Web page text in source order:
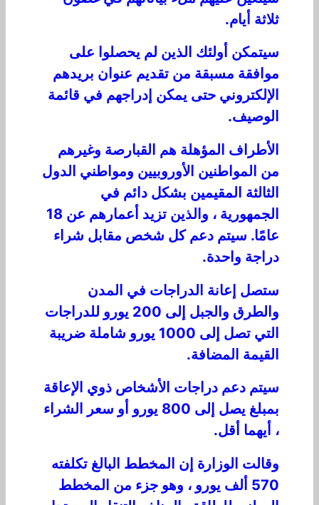
ثلاثة أيام.
سيتمكن أولئك الذين لم يحصلوا على
موافقة مسبقة من تقديم عنوان بريدهم
الإلكتروني حتى يمكن إدراجهم في قائمة
الوصيف.
الأطراف المؤهلة هم القبارصة وغيرهم
من المواطنين الأوروبيين ومواطني الدول
الثالثة المقيمين بشكل دائم في
الجمهورية ، والذين تزيد أعمارهم عن 18
عامًا. سيتم دعم كل شخص مقابل شراء
دراجة واحدة.
ستصل إعانة الدراجات في المدن
والطرق والجبل إلى 200 يورو للدراجات
التي تصل إلى 1000 يورو شاملة ضريبة
القيمة المضافة.
سيتم دعم دراجات الأشخاص ذوي الإعاقة
بمبلغ يصل إلى 800 يورو أو سعر الشراء
، أيهما أقل.
وقالت الوزارة إن المخطط البالغ تكلفته
570 ألف يورو ، وهو جزء من المخطط